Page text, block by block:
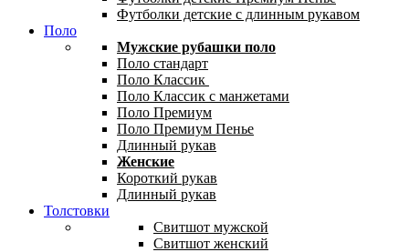
Футболки детские с длинным рукавом
Поло
Мужские рубашки поло
Поло стандарт
Поло Классик
Поло Классик с манжетами
Поло Премиум
Поло Премиум Пенье
Длинный рукав
Женские
Короткий рукав
Длинный рукав
Толстовки
Свитшот мужской
Свитшот женский